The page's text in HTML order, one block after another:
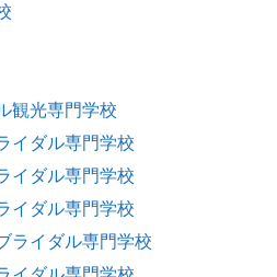
観光専門学校
イダル専門学校
イダル専門学校
イダル専門学校
ライダル専門学校